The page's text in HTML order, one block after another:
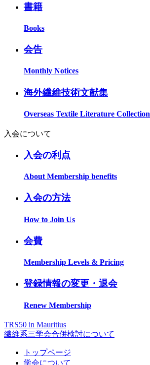
書籍
Books
会告
Monthly Notices
海外繊維技術文献集
Overseas Textile Literature Collection
入会について
入会の利点
About Membership benefits
入会の方法
How to Join Us
会費
Membership Levels & Pricing
登録情報の変更・退会
Renew Membership
TRS50 in Mauritius
繊維系三学会合併検討について
トップページ
学会について